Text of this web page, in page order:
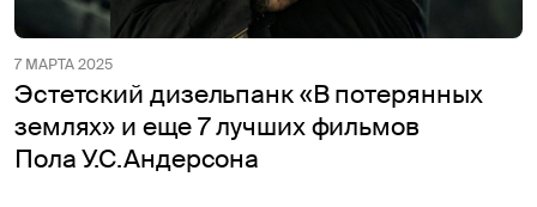
7 МАРТА 2025
Эстетский дизельпанк «В потерянных
землях» и еще 7 лучших фильмов
Пола У.С.Андерсона